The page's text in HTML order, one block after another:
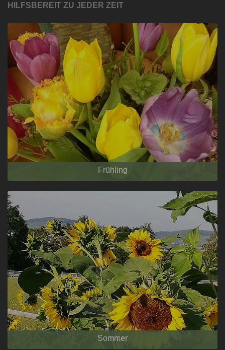
HILFSBEREIT ZU JEDER ZEIT
Frühling
Sommer